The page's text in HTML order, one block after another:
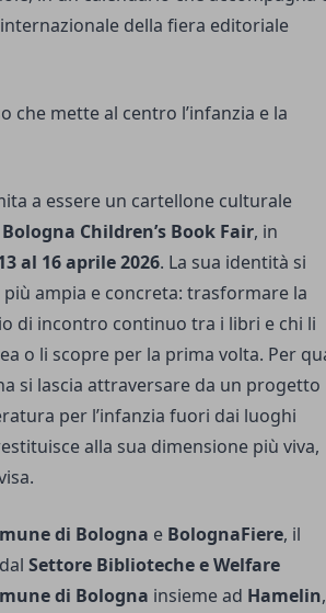
della fiera editoriale
che mette al centro l’infanzia e la
a essere un cartellone culturale
Bologna Children’s Book Fair, in
al 16 aprile 2026. La sua identità si
più ampia e concreta: trasformare la
di incontro continuo tra i libri e chi li
o li scopre per la prima volta. Per
si lascia attraversare da un progetto
per l’infanzia fuori dai luoghi
alla sua dimensione più viva,
di Bologna e BolognaFiere, il
Settore Biblioteche e Welfare
di Bologna insieme ad Hamelin,